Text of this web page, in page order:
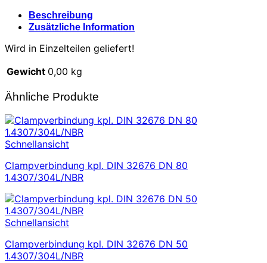
Beschreibung
Zusätzliche Information
Wird in Einzelteilen geliefert!
Gewicht 0,00 kg
Ähnliche Produkte
Schnellansicht
Clampverbindung kpl. DIN 32676 DN 80
1.4307/304L/NBR
Schnellansicht
Clampverbindung kpl. DIN 32676 DN 50
1.4307/304L/NBR